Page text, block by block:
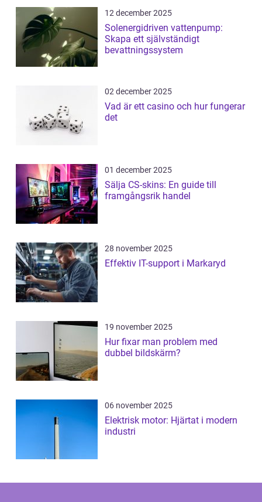
12 december 2025
Solenergidriven vattenpump:
Skapa ett självständigt
bevattningssystem
02 december 2025
Vad är ett casino och hur fungerar
det
01 december 2025
Sälja CS-skins: En guide till
framgångsrik handel
28 november 2025
Effektiv IT-support i Markaryd
19 november 2025
Hur fixar man problem med
dubbel bildskärm?
06 november 2025
Elektrisk motor: Hjärtat i modern
industri